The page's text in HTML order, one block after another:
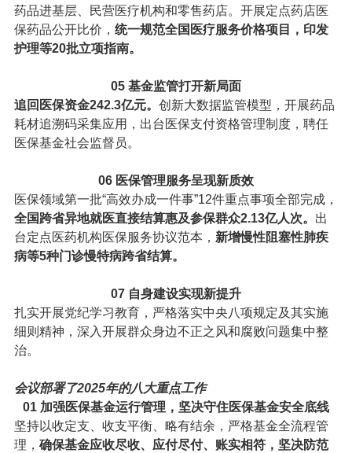
药品进基层、民营医疗机构和零售药店。开展定点药店医
保药品公开比价， 统一规范全国医疗服务价格项目，印发
护理等20批立项指南。
05 基金监管打开新局面
追回医保资金242.3亿元。 创新大数据监管模型，开展药品
耗材追溯码采集应用，出台医保支付资格管理制度，聘任
医保基金社会监督员。
06 医保管理服务呈现新质效
医保领域第一批“高效办成一件事”12件重点事项全部完成，
全国跨省异地就医直接结算惠及参保群众2.13亿人次。 出
台定点医药机构医保服务协议范本， 新增慢性阻塞性肺疾
病等5种门诊慢特病跨省结算。
07 自身建设实现新提升
扎实开展党纪学习教育，严格落实中央八项规定及其实施
细则精神，深入开展群众身边不正之风和腐败问题集中整
治。
会议部署了2025年的八大重点工作
01 加强医保基金运行管理，坚决守住医保基金安全底线
坚持以收定支、收支平衡、略有结余，严格基金全流程管
理， 确保基金应收尽收、应付尽付、账实相符，坚决防范